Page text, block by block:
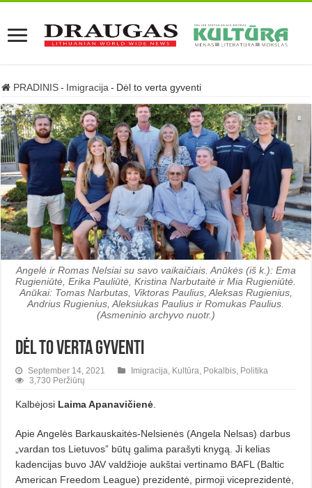
PRADINIS - Imigracija - Dėl to verta gyventi
Angelė ir Romas Nelsiai su savo vaikaičiais. Anūkės (iš k.): Ema
Rugieniūtė, Erika Pauliūtė, Kristina Narbutaitė ir Mia Rugieniūtė.
Anūkai: Tomas Narbutas, Viktoras Paulius, Aleksas Rugienius,
Andrius Rugienius, Aleksiukas Paulius ir Romukas Paulius.
(Asmeninio archyvo nuotr.)
Dėl to verta gyventi
September 14, 2021 Imigracija Kultūra Pokalbis Politika
3,730 Peržiūrų
Kalbėjosi Laima Apanavičienė
Apie Angelės Barkauskaitės-Nel­sienės (Angela Nelsas) darbus
„vardan tos Lietuvos” būtų galima para­šy­ti knygą. Ji kelias
kadencijas buvo JAV valdžioje aukštai vertinamo BAFL (Baltic
American Freedom League) prezidentė, pirmoji viceprezidentė,